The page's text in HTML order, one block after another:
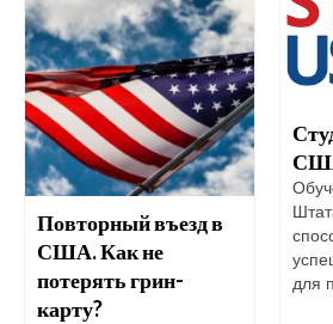
Повторный въезд в
США. Как не
потерять грин-
карту?
для